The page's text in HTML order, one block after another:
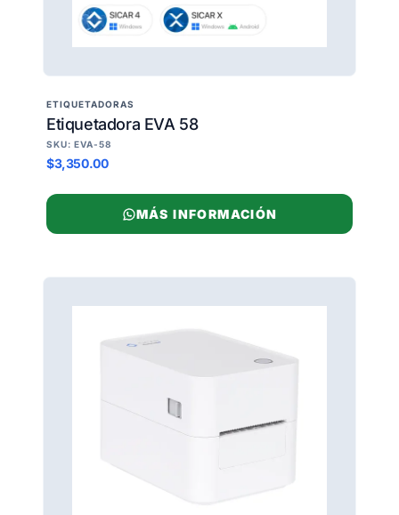
ETIQUETADORAS
Etiquetadora EVA 58
SKU: EVA-58
$3,350.00
MÁS INFORMACIÓN